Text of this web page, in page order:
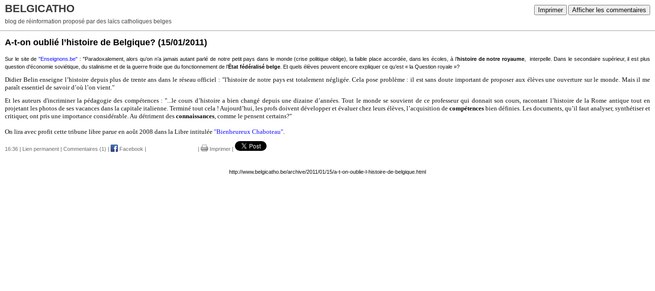
Imprimer Afficher les commentaires
BELGICATHO
blog de réinformation proposé par des laïcs catholiques belges
A-t-on oublié l’histoire de Belgique? (15/01/2011)
Sur le site de"Enseignons.be" : "Paradoxalement, alors qu’on n’a jamais autant parlé de notre petit pays dans le monde (crise politique oblige), la faible place accordée, dans les écoles, à l’histoire de notre royaume , interpelle. Dans le secondaire supérieur, il est plus
question d’économie soviétique, du stalinisme et de la guerre froide que du fonctionnement de l’État fédéralisé belge . Et quels élèves peuvent encore expliquer ce qu’est « la Question royale »?
Didier Belin enseigne l’histoire depuis plus de trente ans dans le réseau officiel : "l'histoire de notre pays est totalement négligée. Cela pose problème : il est sans doute important de proposer aux élèves une ouverture sur le monde. Mais il me
paraît essentiel de savoir d’où l’on vient."
Et les auteurs d'incriminer la pédagogie des compétences : "...le cours d’histoire a bien changé depuis une dizaine d’années. Tout le monde se souvient de ce professeur qui donnait son cours, racontant l’histoire de la Rome antique tout en
projetant les photos de ses vacances dans la capitale italienne. Terminé tout cela ! Aujourd’hui, les profs doivent développer et évaluer chez leurs élèves, l’acquisition de compétences bien définies. Les documents, qu’il faut analyser, synthétiser et
critiquer, ont pris une importance considérable. Au détriment des connaissances, comme le pensent certains?"
On lira avec profit cette tribune libre parue en août 2008 dans la Libre intitulée "Bienheureux Chaboteau".
16:36 | Lien permanent | Commentaires (1) | Facebook | | Imprimer |
http://www.belgicatho.be/archive/2011/01/15/a-t-on-oublie-l-histoire-de-belgique.html